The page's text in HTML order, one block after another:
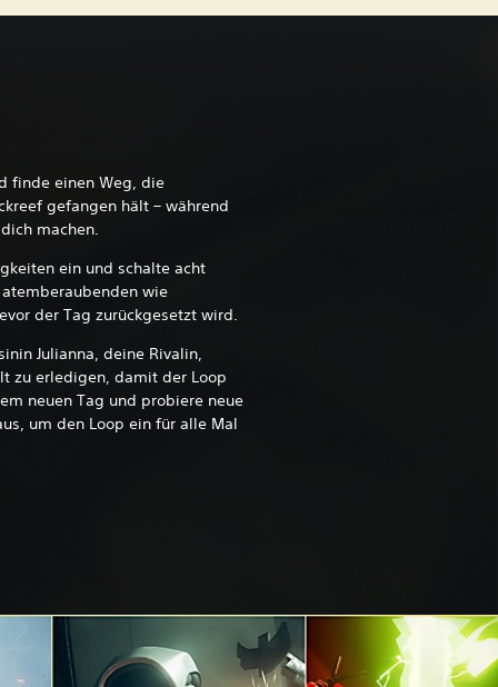
finde einen Weg, die
gefangen hält – während
machen.
ein und schalte acht
wie
der Tag zurückgesetzt wird.
Julianna, deine Rivalin,
zu erledigen, damit der Loop
neuen Tag und probiere neue
um den Loop ein für alle Mal